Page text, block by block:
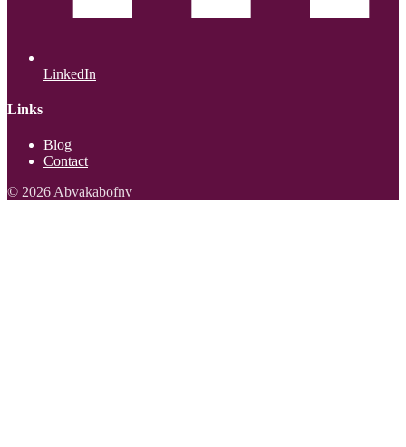
LinkedIn
Links
Blog
Contact
© 2026 Abvakabofnv